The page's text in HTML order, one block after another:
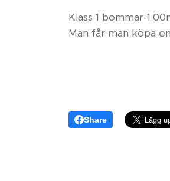
Klass 1 bommar-
Man får man köpa
Share